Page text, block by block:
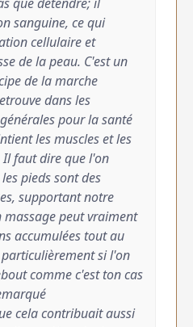
sanguine, ce qui
cellulaire et
de la peau. C'est un
de la marche
dans les
pour la santé
les muscles et les
faut dire que l'on
pieds sont des
supportant notre
peut vraiment
accumulées tout au
si l'on
comme c'est ton cas
cela contribuait aussi